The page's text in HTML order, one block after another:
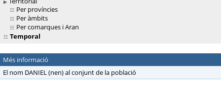
Per províncies
Per àmbits
Per comarques i Aran
Temporal
Més informació
El nom DANIEL (nen) al conjunt de la població